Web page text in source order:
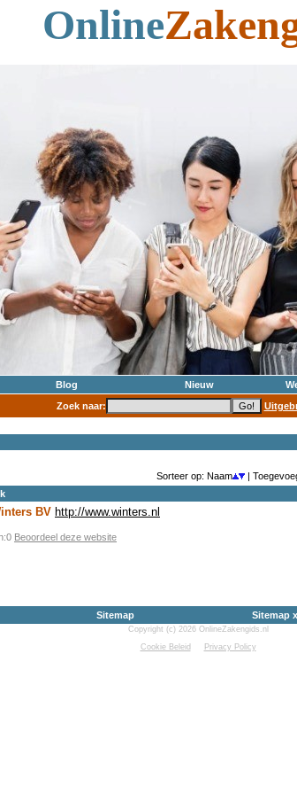
Online
Blog Nieuw
Zoek naar:
Sorteer op: Naam |
BV http://www.winters.nl
Beoordeel deze website
Sitemap Sitemap
Copyright (c) 2026 OnlineZakengids.nl
Cookie Beleid
Privacy Policy